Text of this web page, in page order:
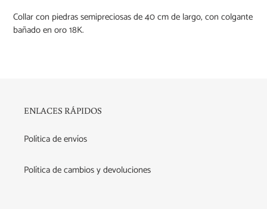
el
producto
a
Collar con piedras semipreciosas de 40 cm de largo, con colgante
bañado en oro 18K.
ENLACES RÁPIDOS
Política de envíos
Política de cambios y devoluciones